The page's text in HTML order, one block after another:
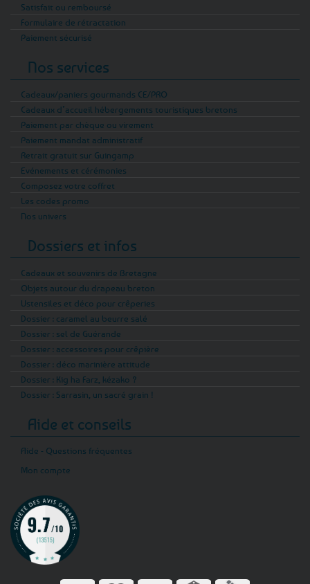
Satisfait ou remboursé
Formulaire de rétractation
Paiement sécurisé
Nos services
Cadeaux/paniers gourmands CE/PRO
Cadeaux d’accueil hébergements touristiques bretons
Paiement par chèque ou virement
Paiement mandat administratif
Retrait gratuit sur Guingamp
Evénements et cérémonies
Composez votre coffret
Les codes promo
Nos univers
Dossiers et infos
Cadeaux et souvenirs de Bretagne
Objets autour du drapeau breton
Ustensiles et déco pour crêperies
Dossier : caramel au beurre salé
Dossier : sel de Guérande
Dossier : accessoires pour crêpière
Dossier : déco marinière attitude
Dossier : Kig ha Farz, kézako ?
Dossier : Sarrasin, un sacré grain !
Aide et conseils
Aide - Questions fréquentes
Mon compte